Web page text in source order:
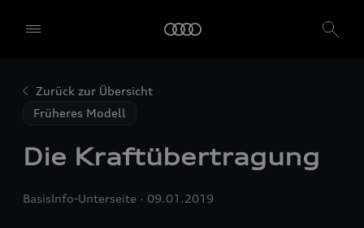
Früheres Modell
Die Kraftübertragung
Zurück zur Übersicht
BasisInfo-Unterseite 09.01.2019